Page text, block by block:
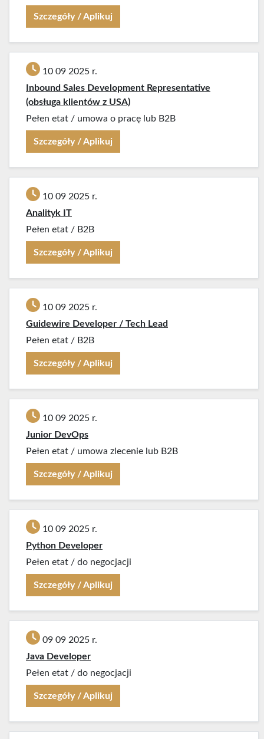
Szczegóły / Aplikuj
10 09 2025 r.
Inbound Sales Development Representative
(obsługa klientów z USA)
Pełen etat / umowa o pracę lub B2B
Szczegóły / Aplikuj
10 09 2025 r.
Analityk IT
Pełen etat / B2B
Szczegóły / Aplikuj
10 09 2025 r.
Guidewire Developer / Tech Lead
Pełen etat / B2B
Szczegóły / Aplikuj
10 09 2025 r.
Junior DevOps
Pełen etat / umowa zlecenie lub B2B
Szczegóły / Aplikuj
10 09 2025 r.
Python Developer
Pełen etat / do negocjacji
Szczegóły / Aplikuj
09 09 2025 r.
Java Developer
Pełen etat / do negocjacji
Szczegóły / Aplikuj